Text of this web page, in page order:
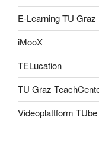
E-Learning TU Graz
iMooX
TELucation
TU Graz
Videoplattform TUbe